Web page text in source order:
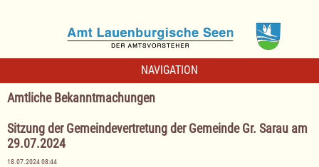
NAVIGATION
Amtliche Bekanntmachungen
Sitzung der Gemeindevertretung der Gemeinde Gr. Sarau am
29.07.2024
18.07.2024 08:44